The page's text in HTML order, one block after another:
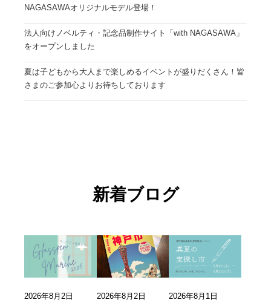
NAGASAWAオリジナルモデル登場！
法人向けノベルティ・記念品制作サイト「with NAGASAWA」
をオープンしました
夏は子どもから大人まで楽しめるイベントが盛りだくさん！皆
さまのご参加心よりお待ちしております
新着ブログ
2026年8月2日 2026年8月2日 2026年8月1日